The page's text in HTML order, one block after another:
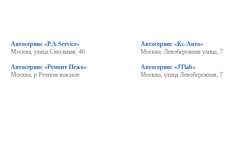
Автосервис «P.A.Service»
Москва, улица Смольная, 46
Автосервис «Ремонт Пежо»
Москва, р Речном вокзале
Автосервис «Кс-Авто»
Москва, Левобережная улица, 7
Автосервис «JTlab»
Москва, улица Левобережная, 7